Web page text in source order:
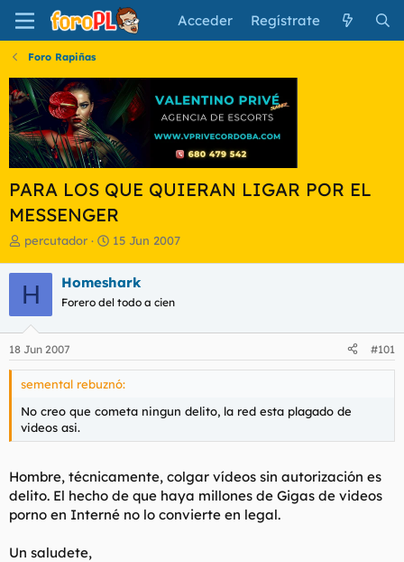
Acceder Regístrate
Foro Rapiñas
PARA LOS QUE QUIERAN LIGAR POR EL
MESSENGER
I
i
c
i
a
d
o
r
d
l
t
a
percutador
F
h
a
e
n
i
i
15 Jun 2007
H Homeshark
Forero del todo a cien
18 Jun 2007 #101
semental rebuznó:
No creo que cometa ningun delito, la red esta plagado de
videos asi.
Hombre, técnicamente, colgar vídeos sin autorización es
delito. El hecho de que haya millones de Gigas de videos
porno en Interné no lo convierte en legal.
Un saludete,